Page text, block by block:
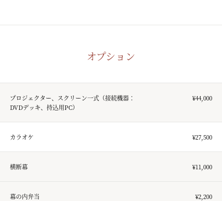
オプション
プロジェクター、スクリーン一式（接続機器：
DVDデッキ、持込用PC）
¥44,000
カラオケ ¥27,500
横断幕 ¥11,000
幕の内弁当 ¥2,200